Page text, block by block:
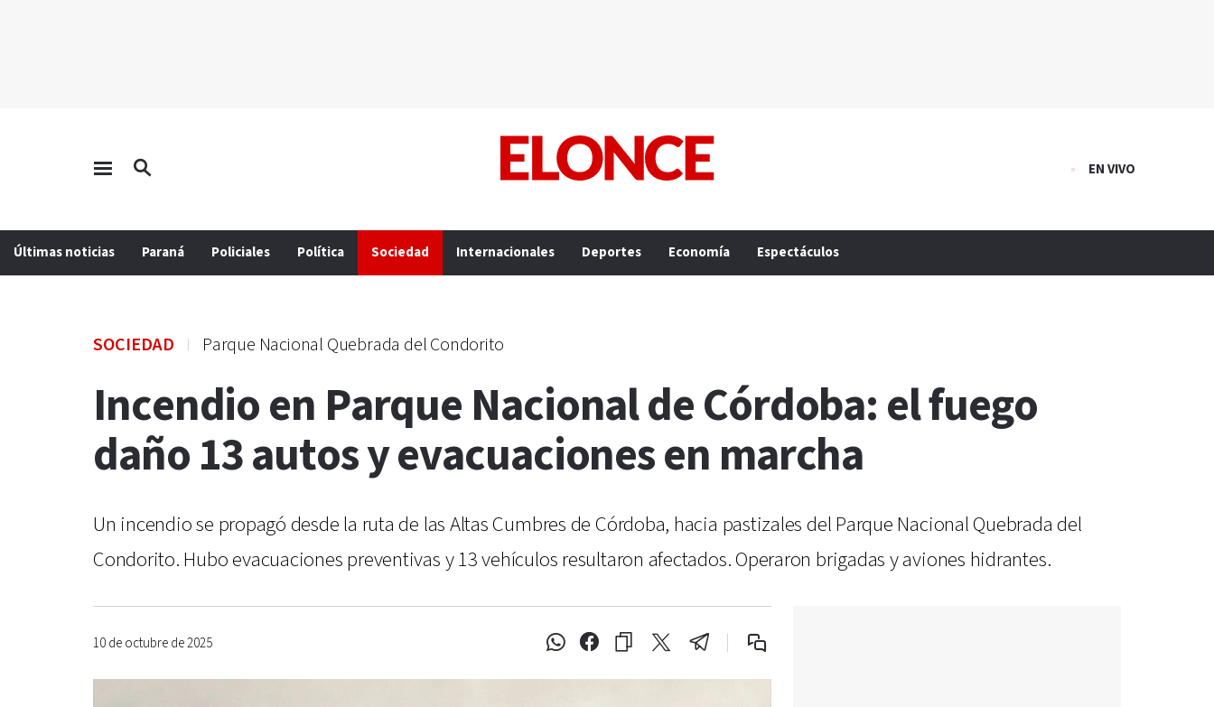
EN VIVO
Últimas noticias Paraná Policiales Política Sociedad Internacionales Deportes Economía Espectáculos
SOCIEDAD Parque Nacional Quebrada del Condorito
Incendio en Parque Nacional de Córdoba: el fuego
daño 13 autos y evacuaciones en marcha
Un incendio se propagó desde la ruta de las Altas Cumbres de Córdoba, hacia pastizales del Parque Nacional Quebrada del
Condorito. Hubo evacuaciones preventivas y 13 vehículos resultaron afectados. Operaron brigadas y aviones hidrantes.
10 de octubre de 2025